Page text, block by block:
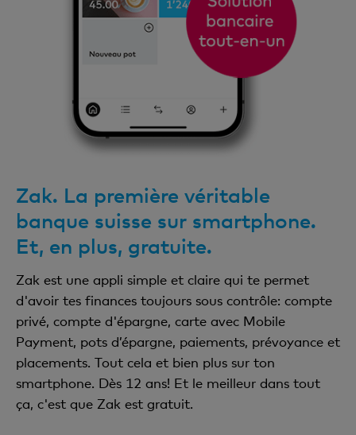
Zak. La première véritable
banque suisse sur smartphone.
Et, en plus, gratuite.
Zak est une appli simple et claire qui te permet
d'avoir tes finances toujours sous contrôle: compte
privé, compte d'épargne, carte avec Mobile
Payment, pots d’épargne, paiements, prévoyance et
placements. Tout cela et bien plus sur ton
smartphone. Dès 12 ans! Et le meilleur dans tout
ça, c'est que Zak est gratuit.